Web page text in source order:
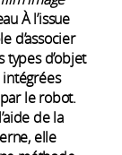
À l’issue
d’associer
types d’objet
le robot.
de la
elle